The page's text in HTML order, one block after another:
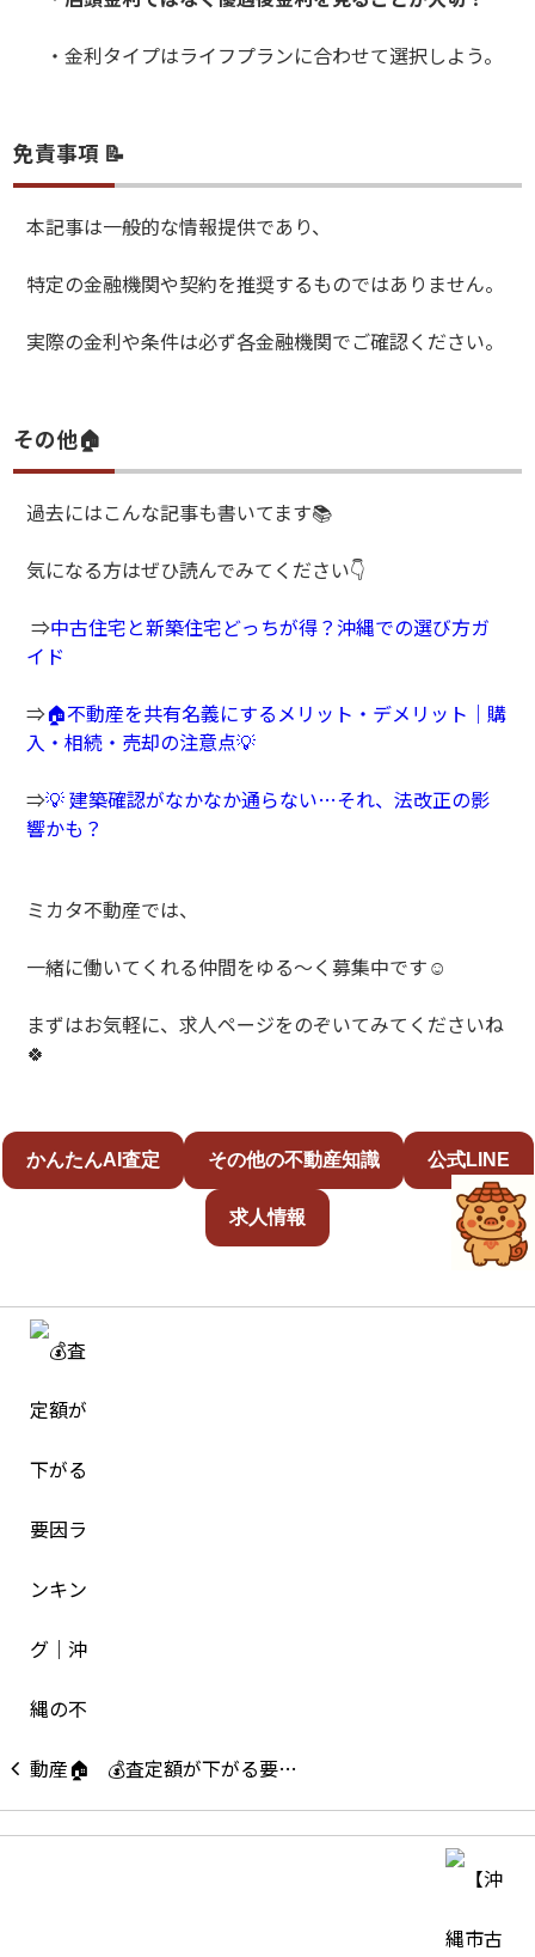
・金利タイプはライフプランに合わせて選択しよう。
免責事項 📝
本記事は一般的な情報提供であり、
特定の金融機関や契約を推奨するものではありません。
実際の金利や条件は必ず各金融機関でご確認ください。
その他🏠
過去にはこんな記事も書いてます📚
気になる方はぜひ読んでみてください👇
⇒中古住宅と新築住宅どっちが得？沖縄での選び方ガ
イド
⇒🏠不動産を共有名義にするメリット・デメリット｜購
入・相続・売却の注意点💡
⇒💡 建築確認がなかなか通らない…それ、法改正の影
響かも？
ミカタ不動産では、
一緒に働いてくれる仲間をゆる～く募集中です☺️
まずはお気軽に、求人ページをのぞいてみてくださいね
🍀
かんたんAI査定 その他の不動産知識 公式LINE
求人情報
💰査定額が下がる要…